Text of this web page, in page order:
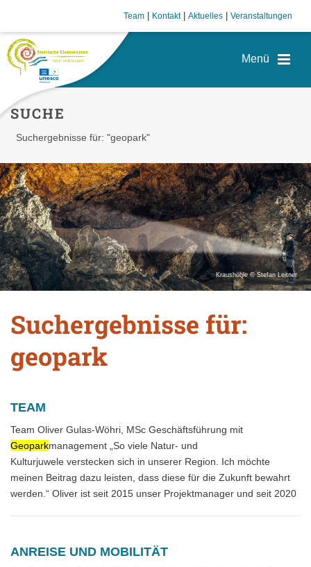
Team Kontakt| Aktuelles Veranstaltungen
SUCHE
Suchergebnisse für: "geopark"
Kraushöhle © Stefan Leitner
Suchergebnisse für:
geopark
TEAM
Team Oliver Gulas-Wöhri, MSc Geschäftsführung mit
Geoparkmanagement „So viele Natur- und
Kulturjuwele verstecken sich in unserer Region. Ich möchte
meinen Beitrag dazu leisten, dass diese für die Zukunft bewahrt
werden.“ Oliver ist seit 2015 unser Projektmanager und seit 2020
ANREISE UND MOBILITÄT